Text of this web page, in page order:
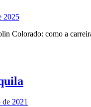
2025
Colorado: como a
de 2021